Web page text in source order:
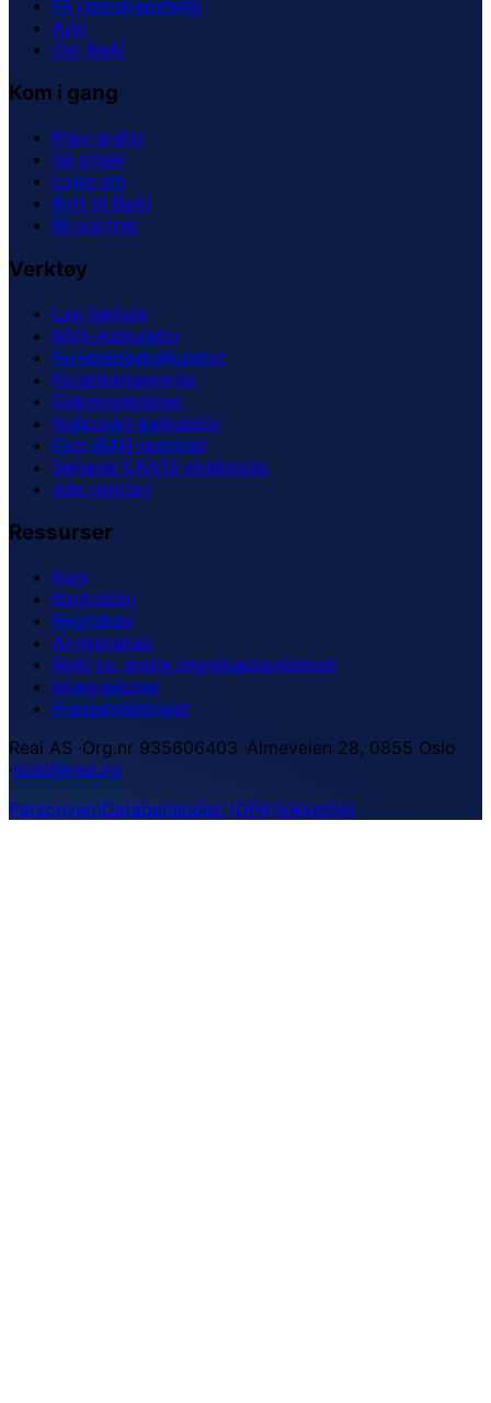
Få regnskapshjelp
App
Om ReAI
Kom i gang
Prøv gratis
Se priser
Logg inn
Bytt til ReAI
Bli partner
Verktøy
Lag faktura
MVA-kalkulator
Feriepengekalkulator
Forsinkelsesrente
Dekningsbidrag
Nullpunkt-kalkulator
Finn IBAN-nummer
Generer EAN13 strekkode
Alle verktøy
Ressurser
Kurs
Kontoplan
Regnskap
AI-regnskap
ReAI vs. andre regnskapssystemer
Integrasjoner
Pressemeldinger
Reai AS ·Org.nr 935606403 ·Almeveien 28, 0855 Oslo
·post@reai.no
PersonvernDatabehandler (DPA)Sikkerhet